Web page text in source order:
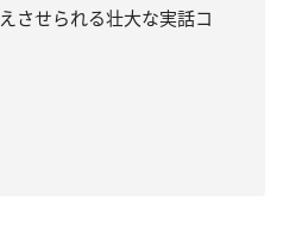
させられる壮大な実話コ